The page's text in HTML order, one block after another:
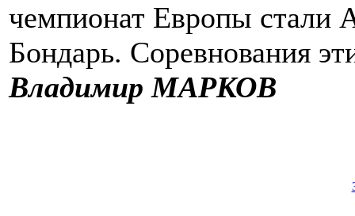
чемпионат Европы стали
Бондарь. Соревнования
Владимир МАРКОВ